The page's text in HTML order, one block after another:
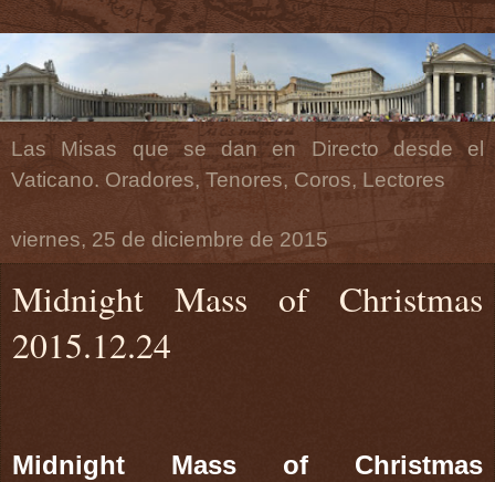
Las Misas que se dan en Directo desde el
Vaticano. Oradores, Tenores, Coros, Lectores
viernes, 25 de diciembre de 2015
Midnight Mass of Christmas
2015.12.24
Midnight Mass of Christmas